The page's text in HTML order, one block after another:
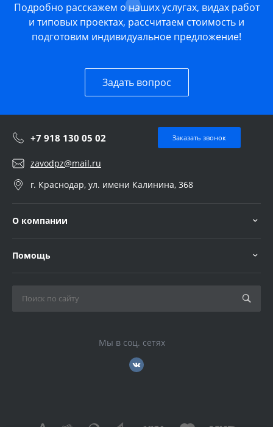
Подробно расскажем о наших услугах, видах работ
и типовых проектах, рассчитаем стоимость и
подготовим индивидуальное предложение!
Задать вопрос
+7 918 130 05 02 Заказать звонок
zavodpz@mail.ru
г. Краснодар, ул. имени Калинина, 368
О компании
Помощь
Мы в соц. сетях